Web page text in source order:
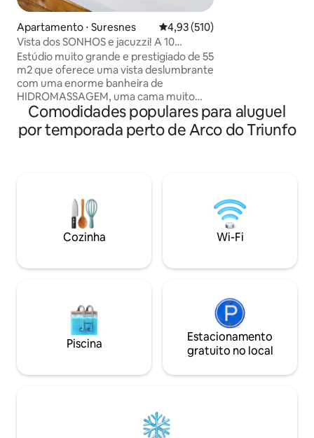
Apartamento ⋅ Suresnes 4,93 de uma avaliação média de
4,93 (510)
Vista dos SONHOS e jacuzzi! A 10
minutos do centro de PARIS!
Estúdio muito grande e prestigiado de 55
m2 que oferece uma vista deslumbrante
com uma enorme banheira de
HIDROMASSAGEM, uma cama muito
grande, bem como um chuveiro italiano.
Localizado em uma área tranquila e
segura a 10 minutos da famosa Avenue
pétalas de rosas, velas colocadas em
forma de coração na cama (um sinal de
Feliz Aniversário pode ser adicionado) e
por 175€ vem com uma boa garrafa de
Comodidades populares para aluguel
por temporada perto de Arco do Triunfo
Cozinha Wi-Fi
Piscina
Estacionamento
gratuito no local